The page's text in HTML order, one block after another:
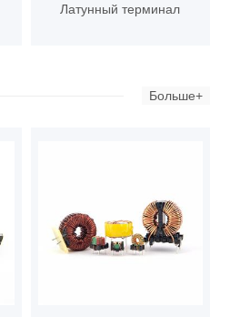
Латунный терминал
Больше+